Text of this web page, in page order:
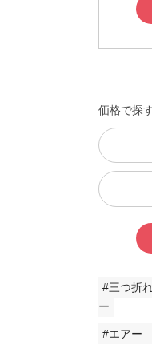
価格で探
#三つ折
ー
#エアー